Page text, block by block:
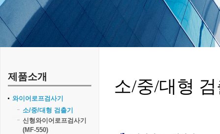
제품소개
와이어로프검사기
소/중/대형 검출기
신형와이어로프검사기
(MF-550)
소/중/대형